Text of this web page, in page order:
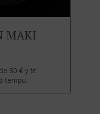
MAKI
30 € y te
tempu.